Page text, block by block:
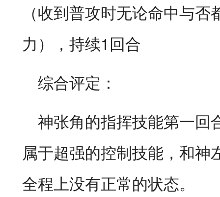
（收到普攻时无论命中与
力），持续1回合
综合评定：
神张角的指挥技能第一回
属于超强的控制技能，和
全程上没有正常的状态。